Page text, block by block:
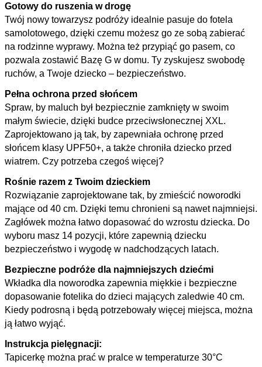
Gotowy do ruszenia w drogę
Twój nowy towarzysz podróży idealnie pasuje do fotela
samolotowego, dzięki czemu możesz go ze sobą zabierać
na rodzinne wyprawy. Można też przypiąć go pasem, co
pozwala zostawić Bazę G w domu. Ty zyskujesz swobodę
ruchów, a Twoje dziecko – bezpieczeństwo.
Pełna ochrona przed słońcem
Spraw, by maluch był bezpiecznie zamknięty w swoim
małym świecie, dzięki budce przeciwsłonecznej XXL.
Zaprojektowano ją tak, by zapewniała ochronę przed
słońcem klasy UPF50+, a także chroniła dziecko przed
wiatrem. Czy potrzeba czegoś więcej?
Rośnie razem z Twoim dzieckiem
Rozwiązanie zaprojektowane tak, by zmieścić noworodki
mające od 40 cm. Dzięki temu chronieni są nawet najmniejsi.
Zagłówek można łatwo dopasować do wzrostu dziecka. Do
wyboru masz 14 pozycji, które zapewnią dziecku
bezpieczeństwo i wygodę w nadchodzących latach.
Bezpieczne podróże dla najmniejszych dziećmi
Wkładka dla noworodka zapewnia miękkie i bezpieczne
dopasowanie fotelika do dzieci mających zaledwie 40 cm.
Kiedy podrosną i będą potrzebowały więcej miejsca, można
ją łatwo wyjąć.
Instrukcja pielęgnacji:
Tapicerkę można prać w pralce w temperaturze 30°C